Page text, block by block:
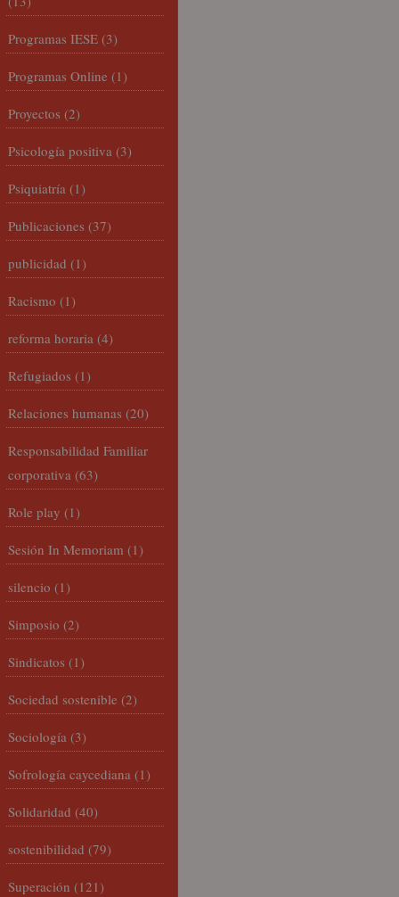
Programas IESE (3)
Programas Online (1)
Proyectos (2)
Psicología positiva (3)
Psiquiatría (1)
Publicaciones (37)
publicidad (1)
Racismo (1)
reforma horaria (4)
Refugiados (1)
Relaciones humanas (20)
Responsabilidad Familiar
corporativa (63)
Role play (1)
Sesión In Memoriam (1)
silencio (1)
Simposio (2)
Sindicatos (1)
Sociedad sostenible (2)
Sociología (3)
Sofrología caycediana (1)
Solidaridad (40)
sostenibilidad (79)
Superación (121)